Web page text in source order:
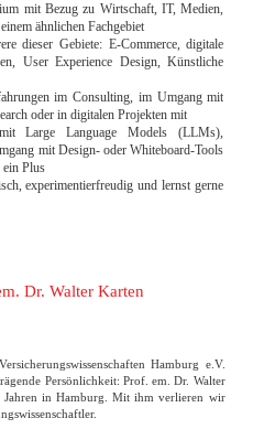
mit Bezug zu Wirtschaft, IT, Medien,
ähnlichen Fachgebiet
dieser Gebiete: E‑Commerce, digitale
User Experience Design, Künstliche
im Consulting, im Umgang mit
oder in digitalen Projekten mit
Large Language Models (LLMs),
mit Design‑ oder Whiteboard‑Tools
Plus
experimentierfreudig und lernst gerne
Dr. Walter Karten
Hamburg e.V.
Persönlichkeit: Prof. em. Dr. Walter
in Hamburg. Mit ihm verlieren wir